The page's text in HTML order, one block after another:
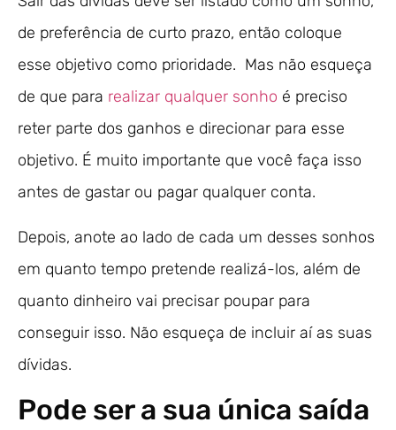
de preferência de curto prazo, então coloque
esse objetivo como prioridade. Mas não esqueça
de que para realizar qualquer sonho é preciso
reter parte dos ganhos e direcionar para esse
objetivo. É muito importante que você faça isso
antes de gastar ou pagar qualquer conta.
Depois, anote ao lado de cada um desses sonhos
em quanto tempo pretende realizá-los, além de
quanto dinheiro vai precisar poupar para
conseguir isso. Não esqueça de incluir aí as suas
dívidas.
Pode ser a sua única saída